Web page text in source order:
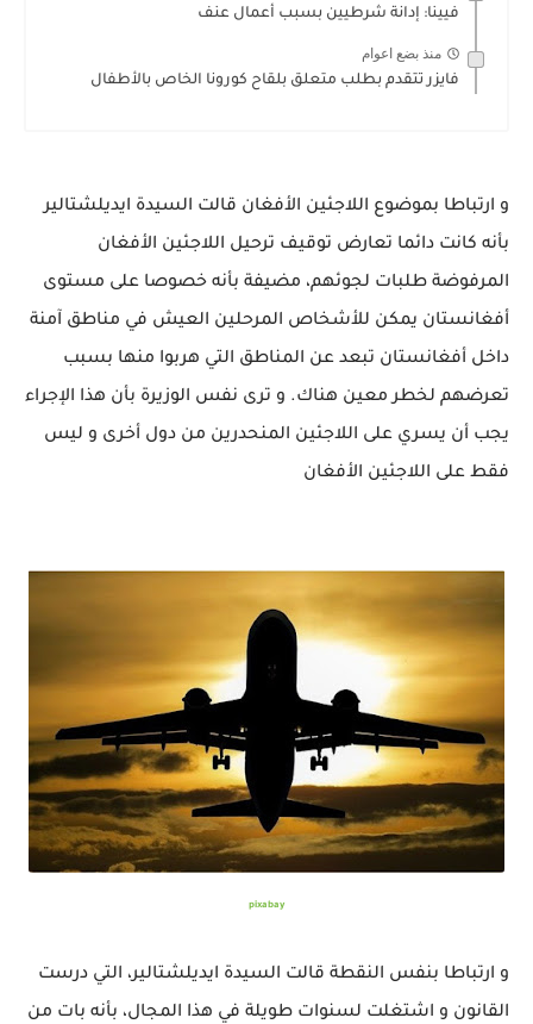
فيينا: إدانة شرطيين بسبب أعمال عنف
منذ بضع اعوام
فايزر تتقدم بطلب متعلق بلقاح كورونا الخاص بالأطفال
و ارتباطا بموضوع اللاجئين الأفغان قالت السيدة ايديلشتالير
بأنه كانت دائما تعارض توقيف ترحيل اللاجئين الأفغان
المرفوضة طلبات لجوئهم، مضيفة بأنه خصوصا على مستوى
أفغانستان يمكن للأشخاص المرحلين العيش في مناطق آمنة
داخل أفغانستان تبعد عن المناطق التي هربوا منها بسبب
تعرضهم لخطر معين هناك. و ترى نفس الوزيرة بأن هذا الإجراء
يجب أن يسري على اللاجئين المنحدرين من دول أخرى و ليس
فقط على اللاجئين الأفغان
pixabay
و ارتباطا بنفس النقطة قالت السيدة ايديلشتالير، التي درست
القانون و اشتغلت لسنوات طويلة في هذا المجال، بأنه بات من